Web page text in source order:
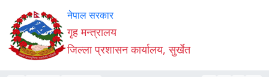
Accessibility
Mode
सुरु
गर्नुहोस्
सामाग्री
पढ्नुहाेस्
नेभिगेसन
पढ्नुहाेस्
वेबसाइट
खोजमा
जानुहोस्
नेपाल सरकार
गृह मन्त्रालय
जिल्ला प्रशासन कार्यालय, सुर्खेत